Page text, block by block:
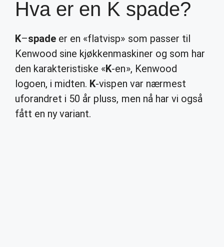
Hva er en K spade?
K–spade er en «flatvisp» som passer til
Kenwood sine kjøkkenmaskiner og som har
den karakteristiske «K-en», Kenwood
logoen, i midten. K-vispen var nærmest
uforandret i 50 år pluss, men nå har vi også
fått en ny variant.